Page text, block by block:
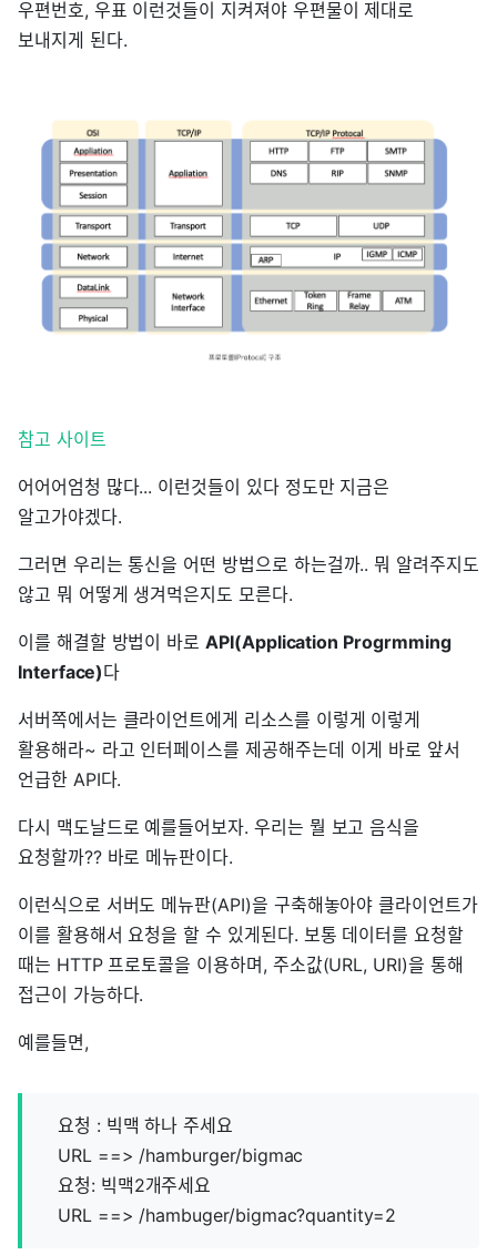
우편번호, 우표 이런것들이 지켜져야 우편물이 제대로
보내지게 된다.
참고 사이트
어어어엄청 많다... 이런것들이 있다 정도만 지금은
알고가야겠다.
그러면 우리는 통신을 어떤 방법으로 하는걸까.. 뭐 알려주지도
않고 뭐 어떻게 생겨먹은지도 모른다.
이를 해결할 방법이 바로API(Application Progrmming
Interface)다
서버쪽에서는 클라이언트에게 리소스를 이렇게 이렇게
활용해라~ 라고 인터페이스를 제공해주는데 이게 바로 앞서
언급한 API다.
다시 맥도날드로 예를들어보자. 우리는 뭘 보고 음식을
요청할까?? 바로 메뉴판이다.
이런식으로 서버도 메뉴판(API)을 구축해놓아야 클라이언트가
이를 활용해서 요청을 할 수 있게된다. 보통 데이터를 요청할
때는 HTTP 프로토콜을 이용하며, 주소값(URL, URI)을 통해
접근이 가능하다.
예를들면,
요청 : 빅맥 하나 주세요
URL ==> /hamburger/bigmac
요청: 빅맥2개주세요
URL ==> /hambuger/bigmac?quantity=2